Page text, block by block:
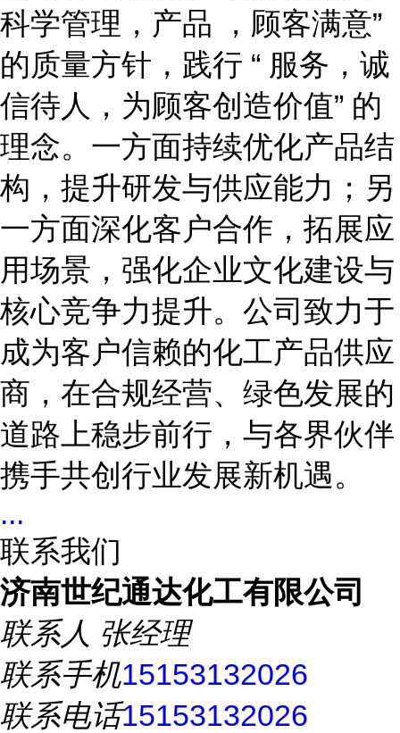
科学管理，产品 ，顾客满意”
的质量方针，践行 “ 服务，诚
信待人，为顾客创造价值” 的
理念。一方面持续优化产品结
构，提升研发与供应能力；另
一方面深化客户合作，拓展应
用场景，强化企业文化建设与
核心竞争力提升。公司致力于
成为客户信赖的化工产品供应
商，在合规经营、绿色发展的
道路上稳步前行，与各界伙伴
携手共创行业发展新机遇。
...
联系我们
济南世纪通达化工有限公司
联系人 张经理
联系手机15153132026
联系电话15153132026